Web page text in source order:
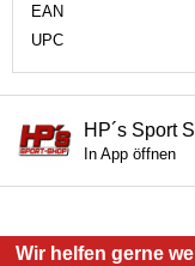
EAN
UPC
HP´s Sport
In App öffnen
Wir helfen gerne